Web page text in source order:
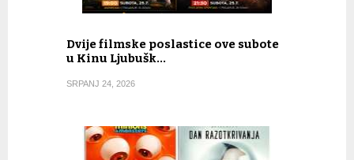
Dvije filmske poslastice ove subote
u Kinu Ljubušk…
SRPANJ 24, 2026